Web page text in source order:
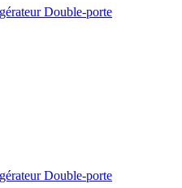
Double-porte
Double-porte